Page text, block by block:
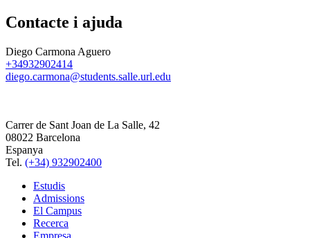
Contacte i ajuda
Diego Carmona Aguero
+34932902414
diego.carmona@students.salle.url.edu
Carrer de Sant Joan de La Salle, 42
08022 Barcelona
Espanya
Tel. (+34) 932902400
Estudis
Admissions
El Campus
Recerca
Empresa